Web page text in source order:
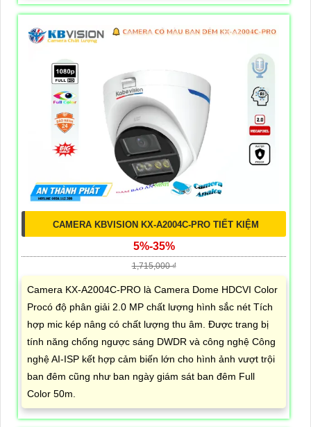
CAMERA KBVISION KX-A2004C-PRO TIẾT KIỆM
5%-35%
1,715,000 ₫
Camera KX-A2004C-PRO là Camera Dome HDCVI Color
Procó độ phân giải 2.0 MP chất lượng hình sắc nét Tích
hợp mic kép nâng có chất lượng thu âm. Được trang bị
tính năng chống ngược sáng DWDR và công nghệ Công
nghệ AI-ISP kết hợp cảm biến lớn cho hình ảnh vượt trội
ban đêm cũng như ban ngày giám sát ban đêm Full
Color 50m.